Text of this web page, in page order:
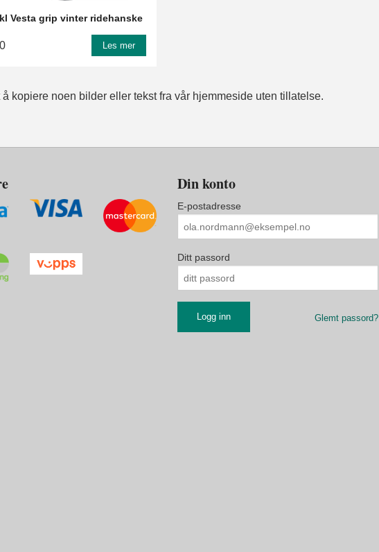
Vesta grip vinter ridehanske
Les mer
kopiere noen bilder eller tekst fra vår hjemmeside uten tillatelse.
Din konto
E-postadresse
Ditt passord
Glemt passord?